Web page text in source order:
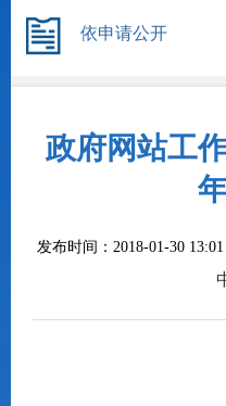
依申请公开
政府网站工
发布时间：2018-01-30